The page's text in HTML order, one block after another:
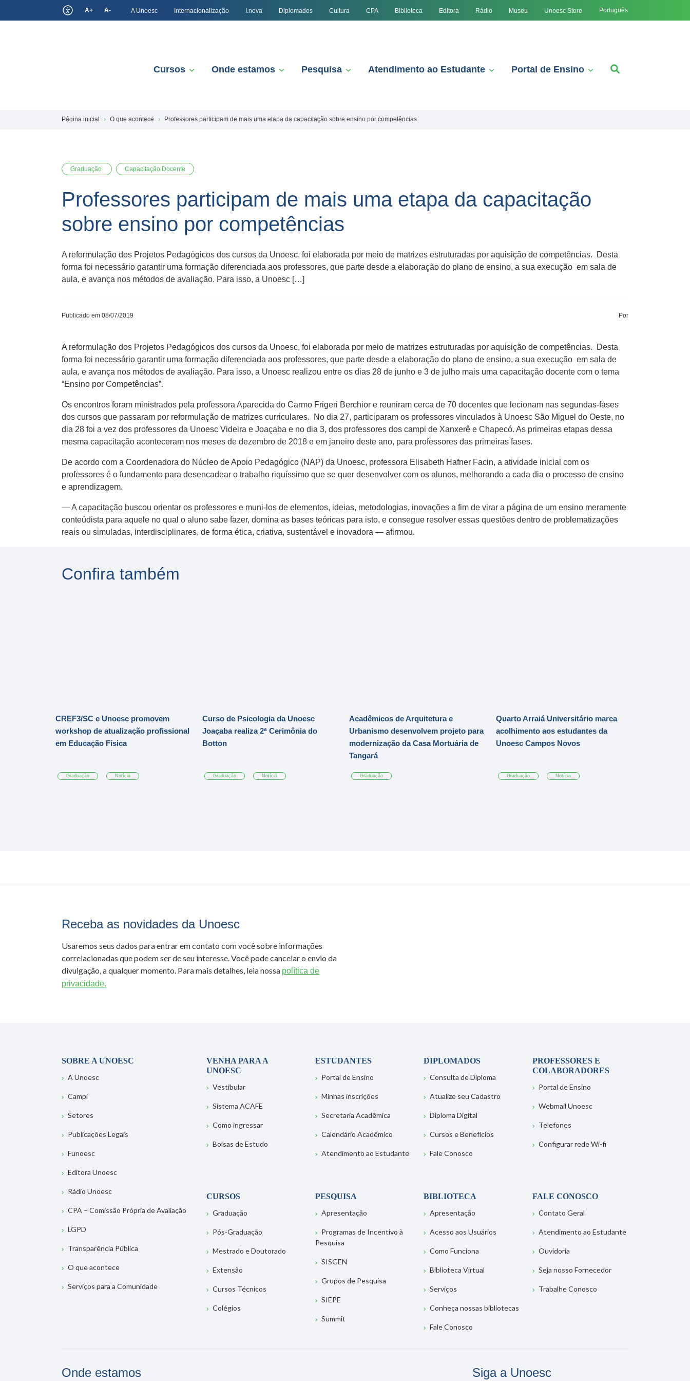
A+ A- A Unoesc Internacionalização I.nova Diplomados Cultura CPA Biblioteca Editora Rádio Museu Unoesc Store Português
Cursos Onde estamos Pesquisa Atendimento ao Estudante Portal de Ensino
Página inicial O que acontece Professores participam de mais uma etapa da capacitação sobre ensino por competências
Graduação Capacitação Docente
Professores participam de mais uma etapa da capacitação
sobre ensino por competências
A reformulação dos Projetos Pedagógicos dos cursos da Unoesc, foi elaborada por meio de matrizes estruturadas por aquisição de competências. Desta
forma foi necessário garantir uma formação diferenciada aos professores, que parte desde a elaboração do plano de ensino, a sua execução em sala de
aula, e avança nos métodos de avaliação. Para isso, a Unoesc […]
Publicado em 08/07/2019 Por
A reformulação dos Projetos Pedagógicos dos cursos da Unoesc, foi elaborada por meio de matrizes estruturadas por aquisição de competências. Desta
forma foi necessário garantir uma formação diferenciada aos professores, que parte desde a elaboração do plano de ensino, a sua execução em sala de
aula, e avança nos métodos de avaliação. Para isso, a Unoesc realizou entre os dias 28 de junho e 3 de julho mais uma capacitação docente com o tema
“Ensino por Competências”.
Os encontros foram ministrados pela professora Aparecida do Carmo Frigeri Berchior e reuniram cerca de 70 docentes que lecionam nas segundas-fases
dos cursos que passaram por reformulação de matrizes curriculares. No dia 27, participaram os professores vinculados à Unoesc São Miguel do Oeste, no
dia 28 foi a vez dos professores da Unoesc Videira e Joaçaba e no dia 3, dos professores dos campi de Xanxerê e Chapecó. As primeiras etapas dessa
mesma capacitação aconteceram nos meses de dezembro de 2018 e em janeiro deste ano, para professores das primeiras fases.
De acordo com a Coordenadora do Núcleo de Apoio Pedagógico (NAP) da Unoesc, professora Elisabeth Hafner Facin, a atividade inicial com os
professores é o fundamento para desencadear o trabalho riquíssimo que se quer desenvolver com os alunos, melhorando a cada dia o processo de ensino
e aprendizagem.
— A capacitação buscou orientar os professores e muni-los de elementos, ideias, metodologias, inovações a fim de virar a página de um ensino meramente
conteúdista para aquele no qual o aluno sabe fazer, domina as bases teóricas para isto, e consegue resolver essas questões dentro de problematizações
reais ou simuladas, interdisciplinares, de forma ética, criativa, sustentável e inovadora — afirmou.
Confira também
CREF3/SC e Unoesc promovem
workshop de atualização profissional
em Educação Física
Graduação Notícia
Curso de Psicologia da Unoesc
Joaçaba realiza 2ª Cerimônia do
Botton
Graduação Notícia
Acadêmicos de Arquitetura e
Urbanismo desenvolvem projeto para
modernização da Casa Mortuária de
Tangará
Graduação
Quarto Arraiá Universitário marca
acolhimento aos estudantes da
Unoesc Campos Novos
Graduação Notícia
Receba as novidades da Unoesc
Usaremos seus dados para entrar em contato com você sobre informações
correlacionadas que podem ser de seu interesse. Você pode cancelar o envio da
divulgação, a qualquer momento. Para mais detalhes, leia nossa política de
privacidade.
SOBRE A UNOESC
A Unoesc
Campi
Setores
Publicações Legais
Funoesc
Editora Unoesc
Rádio Unoesc
CPA – Comissão Própria de Avaliação
LGPD
Transparência Pública
O que acontece
Serviços para a Comunidade
VENHA PARA A
UNOESC
Vestibular
Sistema ACAFE
Como ingressar
Bolsas de Estudo
ESTUDANTES
Portal de Ensino
Minhas inscrições
Secretaria Acadêmica
Calendário Acadêmico
Atendimento ao Estudante
DIPLOMADOS
Consulta de Diploma
Atualize seu Cadastro
Diploma Digital
Cursos e Benefícios
Fale Conosco
PROFESSORES E
COLABORADORES
Portal de Ensino
Webmail Unoesc
Telefones
Configurar rede Wi-fi
CURSOS
Graduação
Pós-Graduação
Mestrado e Doutorado
Extensão
Cursos Técnicos
Colégios
PESQUISA
Apresentação
Programas de Incentivo à
Pesquisa
SISGEN
Grupos de Pesquisa
SIEPE
Summit
BIBLIOTECA
Apresentação
Acesso aos Usuários
Como Funciona
Biblioteca Virtual
Serviços
Conheça nossas bibliotecas
Fale Conosco
FALE CONOSCO
Contato Geral
Atendimento ao Estudante
Ouvidoria
Seja nosso Fornecedor
Trabalhe Conosco
Onde estamos Siga a Unoesc